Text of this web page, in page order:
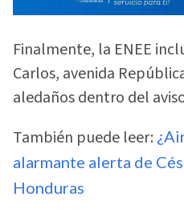
Finalmente, la ENEE
Carlos, avenida
aledaños dentro del
También puede leer:
alarmante alerta de
Honduras